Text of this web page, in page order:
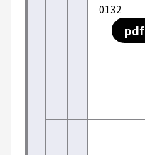
0132
pdf